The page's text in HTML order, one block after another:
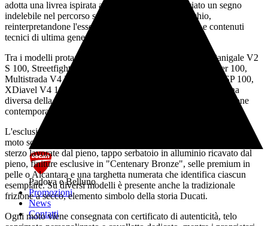
Padova e Belluno
Promozioni
News
Contatti
adotta una livrea ispirata a modelli che hanno lasciato un segno
indelebile nel percorso sportivo e stilistico del marchio,
reinterpretandone l'essenza attraverso linee moderne e contenuti
tecnici di ultima generazione.
Tra i modelli protagonisti figurano Panigale V4 S 100, Panigale V2
S 100, Streetfighter V4 S 100, Diavel V4 RS 100, Monster 100,
Multistrada V4 RS 100, Scrambler 100, Hypermotard V2 SP 100,
XDiavel V4 100 e DesertX 100. Ognuno racconta una pagina
diversa della storia Ducati, trasformando il passato in una visione
contemporanea.
L'esclusività della serie va ben oltre le colorazioni celebrative. Le
moto sono equipaggiate con componenti dedicati, tra cui piastre di
sterzo lavorate dal pieno, tappo serbatoio in alluminio ricavato dal
pieno, finiture esclusive in "Centenary Bronze", selle premium in
pelle o Alcantara e una targhetta numerata che identifica ciascun
esemplare. Su diversi modelli è presente anche la tradizionale
frizione a secco, elemento simbolo della storia Ducati.
Ogni moto viene consegnata con certificato di autenticità, telo